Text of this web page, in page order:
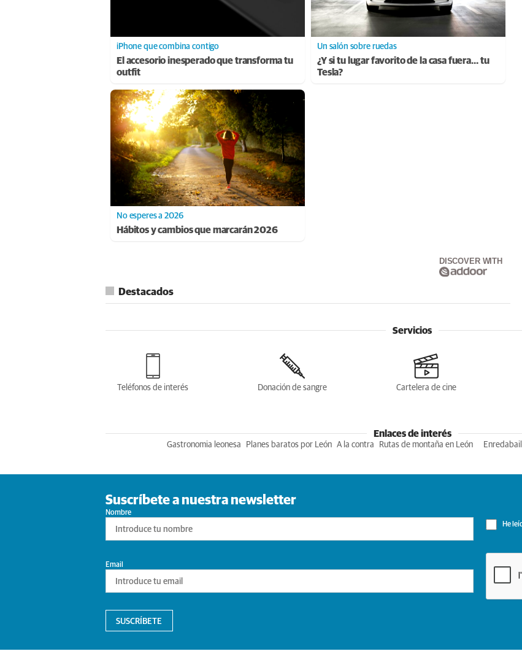
iPhone que combina contigo
El accesorio inesperado que transforma tu
outfit
Un salón sobre ruedas
¿Y si tu lugar favorito de la casa fuera… tu
Tesla?
No esperes a 2026
Hábitos y cambios que marcarán 2026
DISCOVER WITH
Destacados
Servicios
Teléfonos de interés Donación de sangre Cartelera de cine
Enlaces de interés
Gastronomia leonesa Planes baratos por León A la contra Rutas de montaña en León
Suscríbete a nuestra newsletter
Nombre
He
Email
SUSCRÍBETE